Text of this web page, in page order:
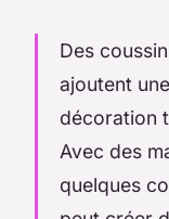
Des
ajoutent
décoration
Avec des
quelques